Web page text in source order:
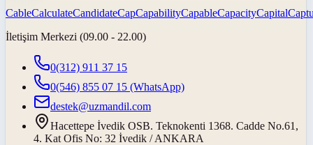
CableCalculateCandidateCapCapabilityCapableCapacityCapital
İletişim Merkezi (09.00 - 22.00)
0(312) 911 37 15
0(546) 855 07 15 (WhatsApp)
destek@uzmandil.com
Hacettepe İvedik OSB. Teknokenti 1368. Cadde No.61,
4. Kat Ofis No: 32 İvedik / ANKARA